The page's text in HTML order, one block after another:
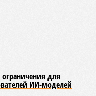
для
ИИ-моделей